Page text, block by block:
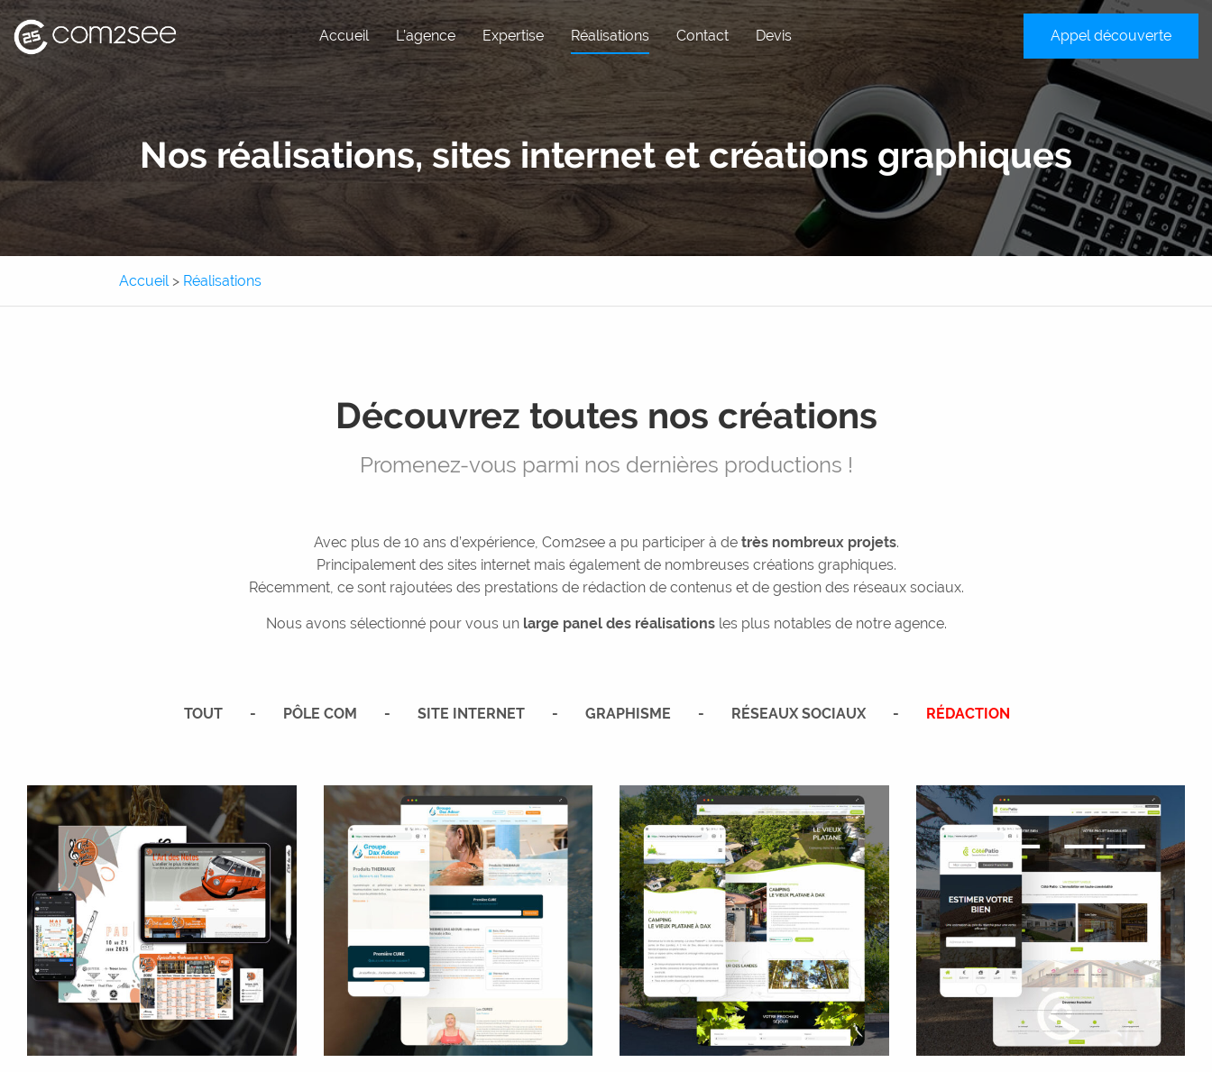
Accueil L’agence Expertise
Site internet
Site e-commerce
Application mobile
Pôle Com
Réseaux sociaux
Graphisme
Rédaction
Expérience utilisateur
Maintenance
WordPress
Sous-traitance
Réalisations Contact Devis Appel découverte
Nos réalisations, sites internet et créations graphiques
Accueil> Réalisations
Découvrez toutes nos créations
Promenez-vous parmi nos dernières productions !
Avec plus de 10 ans d’expérience, Com2see a pu participer à de très nombreux projets.
Principalement des sites internet mais également de nombreuses créations graphiques.
Récemment, ce sont rajoutées des prestations de rédaction de contenus et de gestion des réseaux sociaux.
Nous avons sélectionné pour vous un large panel des réalisationsles plus notables de notre agence.
TOUT PÔLE COM SITE INTERNET GRAPHISME RÉSEAUX SOCIAUX RÉDACTION
L'Art Des Notes
Service communication externalisé
Groupe Dax Adour
Site internet
Rédaction
Logo
Le Vieux Platane
Site internet
Plans
Flyers et plaquettes
Côté Patio Immobilier &
Brunch
Sites internet
Accompagnement rédaction